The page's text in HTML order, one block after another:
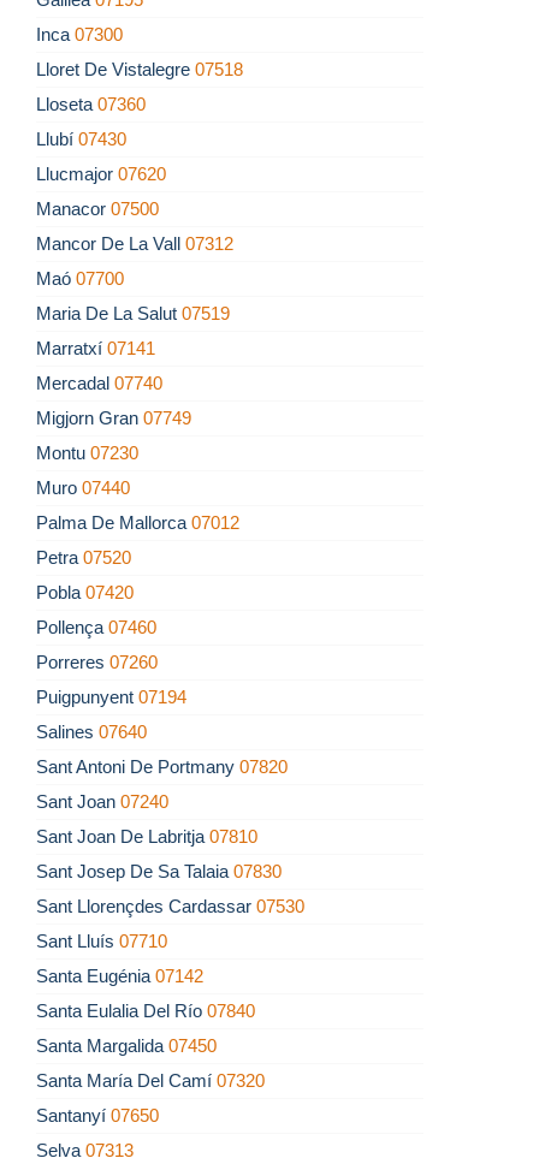
Inca 07300
Lloret De Vistalegre 07518
Lloseta 07360
Llubí 07430
Llucmajor 07620
Manacor 07500
Mancor De La Vall 07312
Maó 07700
Maria De La Salut 07519
Marratxí 07141
Mercadal 07740
Migjorn Gran 07749
Montu 07230
Muro 07440
Palma De Mallorca 07012
Petra 07520
Pobla 07420
Pollença 07460
Porreres 07260
Puigpunyent 07194
Salines 07640
Sant Antoni De Portmany 07820
Sant Joan 07240
Sant Joan De Labritja 07810
Sant Josep De Sa Talaia 07830
Sant Llorençdes Cardassar 07530
Sant Lluís 07710
Santa Eugénia 07142
Santa Eulalia Del Río 07840
Santa Margalida 07450
Santa María Del Camí 07320
Santanyí 07650
Selva 07313